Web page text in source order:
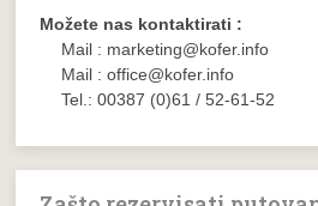
Možete nas kontaktirati :
Mail : marketing@kofer.info
Mail : office@kofer.info
Tel.: 00387 (0)61 / 52-61-52